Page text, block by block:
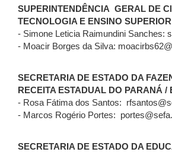
SUPERINTENDÊNCIA GERAL DE
TECNOLOGIA E ENSINO SUPERIOR
- Simone Leticia Raimundini Sanches:
- Moacir Borges da Silva:
SECRETARIA DE ESTADO DA
RECEITA ESTADUAL DO PARANÁ /
- Rosa Fátima dos Santos:
- Marcos Rogério Portes:
SECRETARIA DE ESTADO DA